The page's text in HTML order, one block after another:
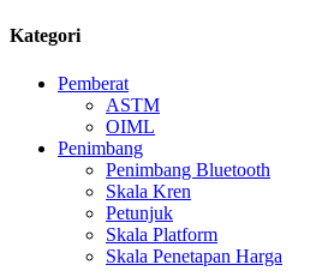
Kategori
Pemberat
ASTM
OIML
Penimbang
Penimbang Bluetooth
Skala Kren
Petunjuk
Skala Platform
Skala Penetapan Harga